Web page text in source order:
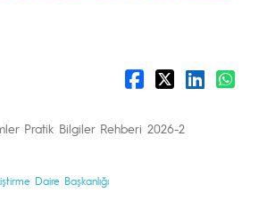
Pratik Bilgiler Rehberi 2026-2
Daire Başkanlığı